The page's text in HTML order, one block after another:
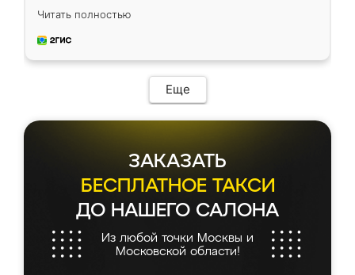
эту. Сначала обговорили условия, потом
приехал замерщик, всё спокойно объяснил
и снял размеры. Изготовили в срок, с
мебель сразу встала на свое место без
каких-либо доработок. Качеством осталась
довольна, все выглядит так, как и ожидала.
Читать полностью
Еще
ЗАКАЗАТЬ
БЕСПЛАТНОЕ ТАКСИ
ДО НАШЕГО САЛОНА
Из любой точки Москвы и
Московской области!